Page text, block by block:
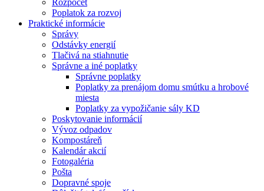
Rozpočet
Poplatok za rozvoj
Praktické informácie
Správy
Odstávky energií
Tlačivá na stiahnutie
Správne a iné poplatky
Správne poplatky
Poplatky za prenájom domu smútku a hrobové
miesta
Poplatky za vypožičanie sály KD
Poskytovanie informácií
Vývoz odpadov
Kompostáreň
Kalendár akcií
Fotogaléria
Pošta
Dopravné spoje